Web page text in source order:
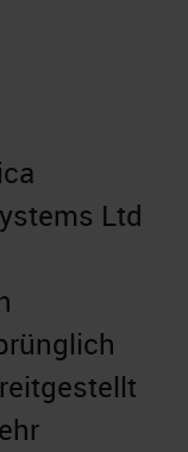
Ltd